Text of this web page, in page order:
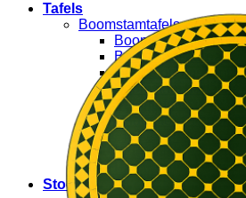
Tafels
Boomstamtafels
Boomstamtafel op
Boomstam bureau
Ronde
Boomstam bartafels
Salontafels
Onderstellen
Bijzettafels
Sidetables
Eettafels
Stoelen